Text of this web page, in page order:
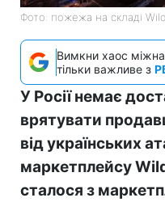
Фото: пожежа на складі
Вимкни хаос
тільки важливе з
У Росії немає
врятувати
від українських
маркетплейсу
сталося з